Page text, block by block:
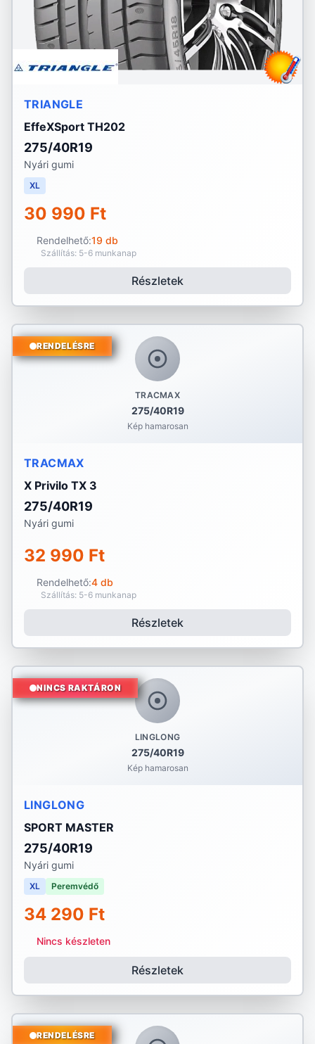
TRIANGLE
EffeXSport TH202
275/40R19
Nyári gumi
XL
30 990 Ft
Rendelhető:19 db
Szállítás: 5-6 munkanap
Részletek
TRACMAX
275/40R19
Kép hamarosan
RENDELÉSRE
TRACMAX
X Privilo TX 3
275/40R19
Nyári gumi
32 990 Ft
Rendelhető:4 db
Szállítás: 5-6 munkanap
Részletek
LINGLONG
275/40R19
Kép hamarosan
NINCS RAKTÁRON
LINGLONG
SPORT MASTER
275/40R19
Nyári gumi
XL Peremvédő
34 290 Ft
Nincs készleten
Részletek
RENDELÉSRE